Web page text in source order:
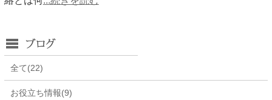
全て(22)
お役立ち情報(9)